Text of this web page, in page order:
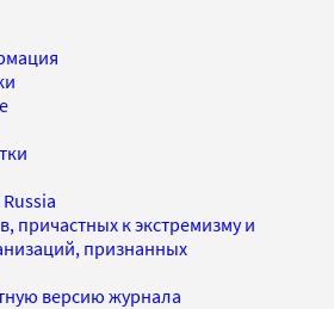
причастных к экстремизму и
признанных
версию журнала